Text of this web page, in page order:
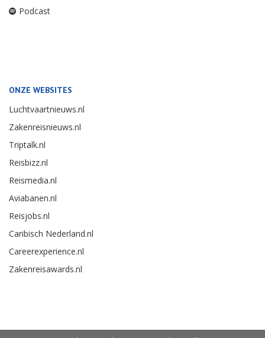
Podcast
ONZE WEBSITES
Luchtvaartnieuws.nl
Zakenreisnieuws.nl
Triptalk.nl
Reisbizz.nl
Reismedia.nl
Aviabanen.nl
Reisjobs.nl
Caribisch Nederland.nl
Careerexperience.nl
Zakenreisawards.nl